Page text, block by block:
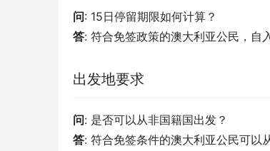
问: 15日停留期限如何计算？
答: 符合免签政策的澳大利亚公民，自
出发地要求
问: 是否可以从非国籍国出发？
答: 符合免签条件的澳大利亚公民可以